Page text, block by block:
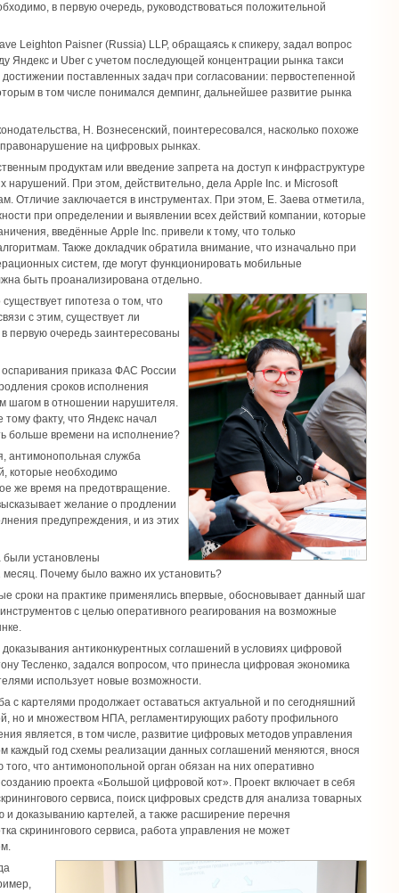
в первую очередь, руководствоваться положительной
Leighton Paisner (Russia) LLP, обращаясь к спикеру, задал вопрос
Яндекс и Uber с учетом последующей концентрации рынка такси
поставленных задач при согласовании: первостепенной
в том числе понимался демпинг, дальнейшее развитие рынка
Н. Вознесенский, поинтересовался, насколько похоже
на цифровых рынках.
продуктам или введение запрета на доступ к инфраструктуре
При этом, действительно, дела Apple Inc. и Microsoft
Отличие заключается в инструментах. При этом, Е. Заева отметила,
при определении и выявлении всех действий компании, которые
введённые Apple Inc. привели к тому, что только
Также докладчик обратила внимание, что изначально при
систем, где могут функционировать мобильные
быть проанализирована отдельно.
гипотеза о том, что
с этим, существует ли
первую очередь заинтересованы
приказа ФАС России
сроков исполнения
шагом в отношении нарушителя.
тому факту, что Яндекс начал
больше времени на исполнение?
антимонопольная служба
которые необходимо
же время на предотвращение.
желание о продлении
предупреждения, и из этих
были установлены
Почему было важно их установить?
сроки на практике применялись впервые, обосновывает данный шаг
с целью оперативного реагирования на возможные
антиконкурентных соглашений в условиях цифровой
Тесленко, задался вопросом, что принесла цифровая экономика
использует новые возможности.
с картелями продолжает оставаться актуальной и по сегодняшний
но и множеством НПА, регламентирующих работу профильного
является, в том числе, развитие цифровых методов управления
каждый год схемы реализации данных соглашений меняются, внося
что антимонопольной орган обязан на них оперативно
проекта «Большой цифровой кот». Проект включает в себя
сервиса, поиск цифровых средств для анализа товарных
доказыванию картелей, а также расширение перечня
скринингового сервиса, работа управления не может